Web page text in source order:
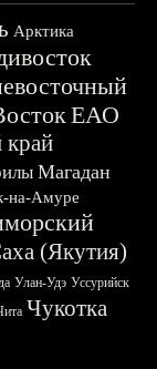
Арктика
ЕАО
край
Магадан
на-Амуре
(Якутия)
Улан-Удэ Уссурийск
Чукотка